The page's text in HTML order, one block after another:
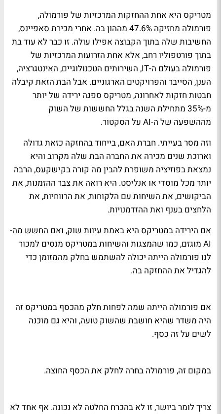
מטריקס היא אחת ההחזקות המרכזיות של פורמולה,
פורמולה מחזיקה 47.6% מההון בה. אחרי מכירת סאפיינס,
החשיבות שלה בתוך הקבוצה אפילו עולה. זו כבר לא עוד בת
בתוך פורטפוליו רחב, אלא אחת הזרועות המרכזיות של
פורמולה בעולם ה-IT, השירותים הטכנולוגיים, האינטגרציה,
הענן, הסייבר והפרויקטים הארגוניים. אבל הבת הזאת קיבלה
חבטות חזקות לאחרונה, מטריקס ספגה ירידה של יותר
מ-35% מתחילת השנה בגלל החששות של השוק
מההשפעה של ה-AI על הסקטור.
וזה מסר בעייתי. חברת האם, בייחוד בהחזקה כזאת גדולה
וארוכת שנים מכירה את החברה הבת שלה מקרוב והיא
נמצאת בפוזיציה משופרת להבין מה קורה בקישקעס, הרבה
יותר מכל מוסדי או אנליסט. היא רואה את צבר ההזמנות, את
הביקושים, את השיחות עם הלקוחות, את הרווחיות, את
הלחצים בענף ואת ההזדמנויות.
אם הירידה במטריקס היא באמת עיוות שוק, ואם החשש מה-
AI מוגזם, כמו שהמצגות והשיחות במטריקס מנסים למכור
לנו פורמולה הייתה יכולה להשתמש בחלק מהמזומן כדי
להגדיל את ההחזקה בה.
אם פורמולה הייתה שמה לפחות חלק מהכסף במטריקס זה
היה משדר שהיא חושבת שהשוק טועה, והיא גם מוכנה
לשים על זה כסף.
במקום זה, פורמולה בחרה לחלק את הכסף החוצה.
צריך לומר ביושר, זו לא בהכרח החלטה לא נכונה. אף אחד לא